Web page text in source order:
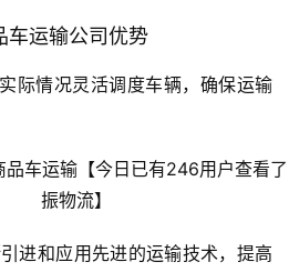
车运输公司优势
际情况灵活调度车辆，确保运输
进和应用先进的运输技术，提高